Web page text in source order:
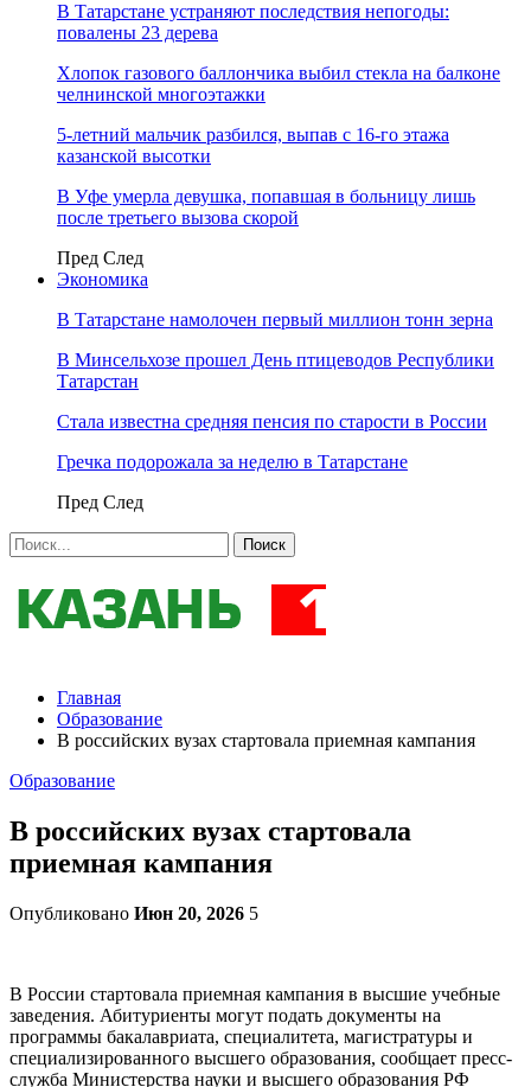
В Татарстане устраняют последствия непогоды:
повалены 23 дерева
Хлопок газового баллончика выбил стекла на балконе
челнинской многоэтажки
5-летний мальчик разбился, выпав с 16-го этажа
казанской высотки
В Уфе умерла девушка, попавшая в больницу лишь
после третьего вызова скорой
Пред След
Экономика
В Татарстане намолочен первый миллион тонн зерна
В Минсельхозе прошел День птицеводов Республики
Татарстан
Стала известна средняя пенсия по старости в России
Гречка подорожала за неделю в Татарстане
Пред След
Главная
Образование
В российских вузах стартовала приемная кампания
Образование
В российских вузах стартовала
приемная кампания
Опубликовано Июн 20, 2026 5
В России стартовала приемная кампания в высшие учебные
заведения. Абитуриенты могут подать документы на
программы бакалавриата, специалитета, магистратуры и
специализированного высшего образования, сообщает пресс-
служба Министерства науки и высшего образования РФ